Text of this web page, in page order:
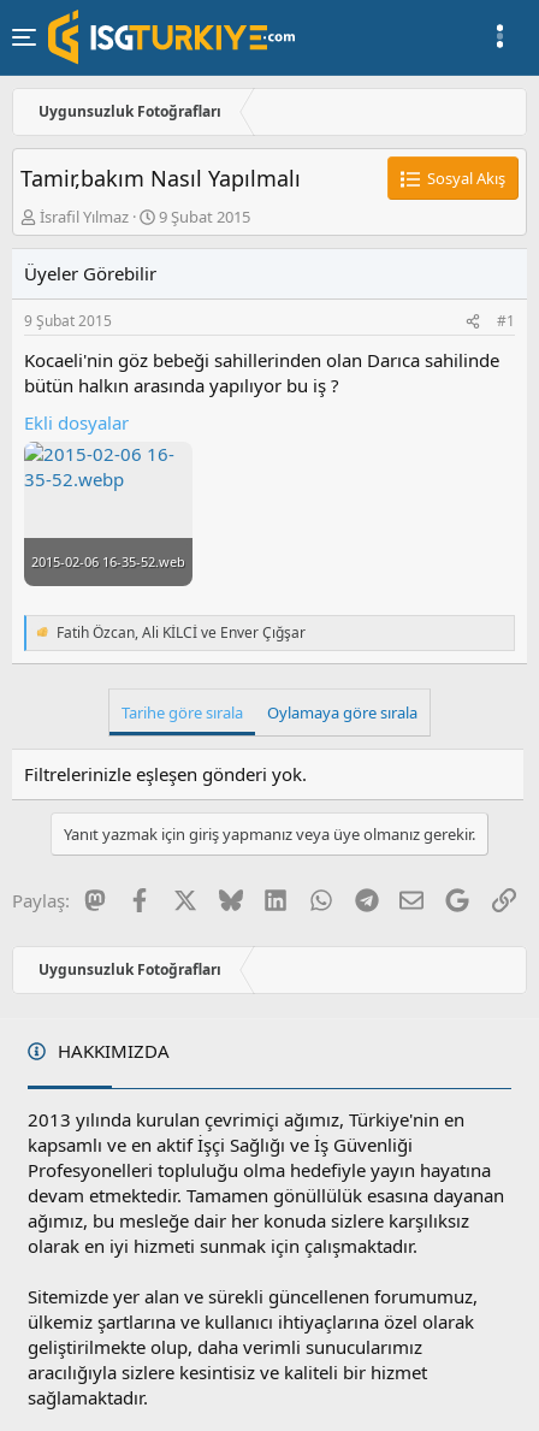
Uygunsuzluk Fotoğrafları
Tamir,bakım Nasıl Yapılmalı
Sosyal Akış
K
o
u
y
u
a
ş
a
t
a
İsrafil Yılmaz
B
a
a
ı
ç
r
9 Şubat 2015
Üyeler Görebilir
9 Şubat 2015 #1
Kocaeli'nin göz bebeği sahillerinden olan Darıca sahilinde
bütün halkın arasında yapılıyor bu iş ?
Ekli dosyalar
2015-02-06 16-35-52.webp
T
e
e
r
Fatih Özcan,Ali KİLCİve Enver Çığşar
Tarihe göre sırala Oylamaya göre sırala
Filtrelerinizle eşleşen gönderi yok.
Yanıt yazmak için giriş yapmanız veya üye olmanız gerekir.
Paylaş: MastodonFacebook BlueskyLinkedInWhatsAppTelegram
E-postaGoogle
Uygunsuzluk Fotoğrafları
HAKKIMIZDA
2013 yılında kurulan çevrimiçi ağımız, Türkiye'nin en
kapsamlı ve en aktif İşçi Sağlığı ve İş Güvenliği
Profesyonelleri topluluğu olma hedefiyle yayın hayatına
devam etmektedir. Tamamen gönüllülük esasına dayanan
ağımız, bu mesleğe dair her konuda sizlere karşılıksız
olarak en iyi hizmeti sunmak için çalışmaktadır.
Sitemizde yer alan ve sürekli güncellenen forumumuz,
ülkemiz şartlarına ve kullanıcı ihtiyaçlarına özel olarak
geliştirilmekte olup, daha verimli sunucularımız
aracılığıyla sizlere kesintisiz ve kaliteli bir hizmet
sağlamaktadır.